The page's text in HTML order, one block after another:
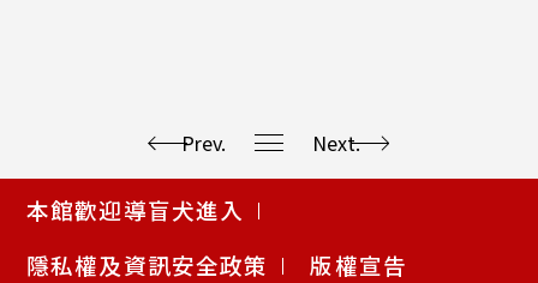
Prev. Next.
本館歡迎導盲犬進入
隱私權及資訊安全政策
版權宣告